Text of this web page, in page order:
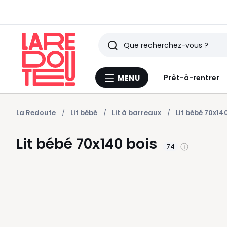
Menu
MENU Prêt-à-rentrer
Rechercher
Derniers
articles
vus
La Redoute Lit bébé Lit à barreaux Lit bébé
Lit bébé 70x140 bois 74